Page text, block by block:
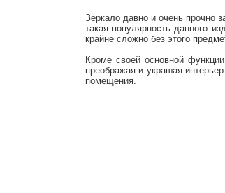
Зеркало давно и очень прочно
такая популярность данного
крайне сложно без этого
Кроме своей основной
преображая и украшая
помещения.